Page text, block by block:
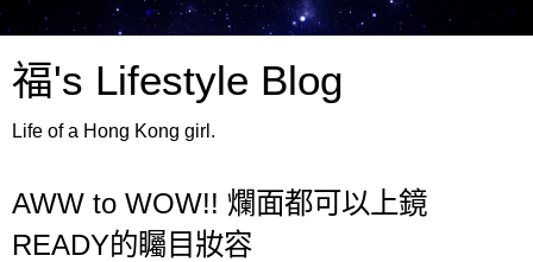
福's Lifestyle Blog
Life of a Hong Kong girl.
AWW to WOW!! 爛面都可以上鏡
READY的矚目妝容